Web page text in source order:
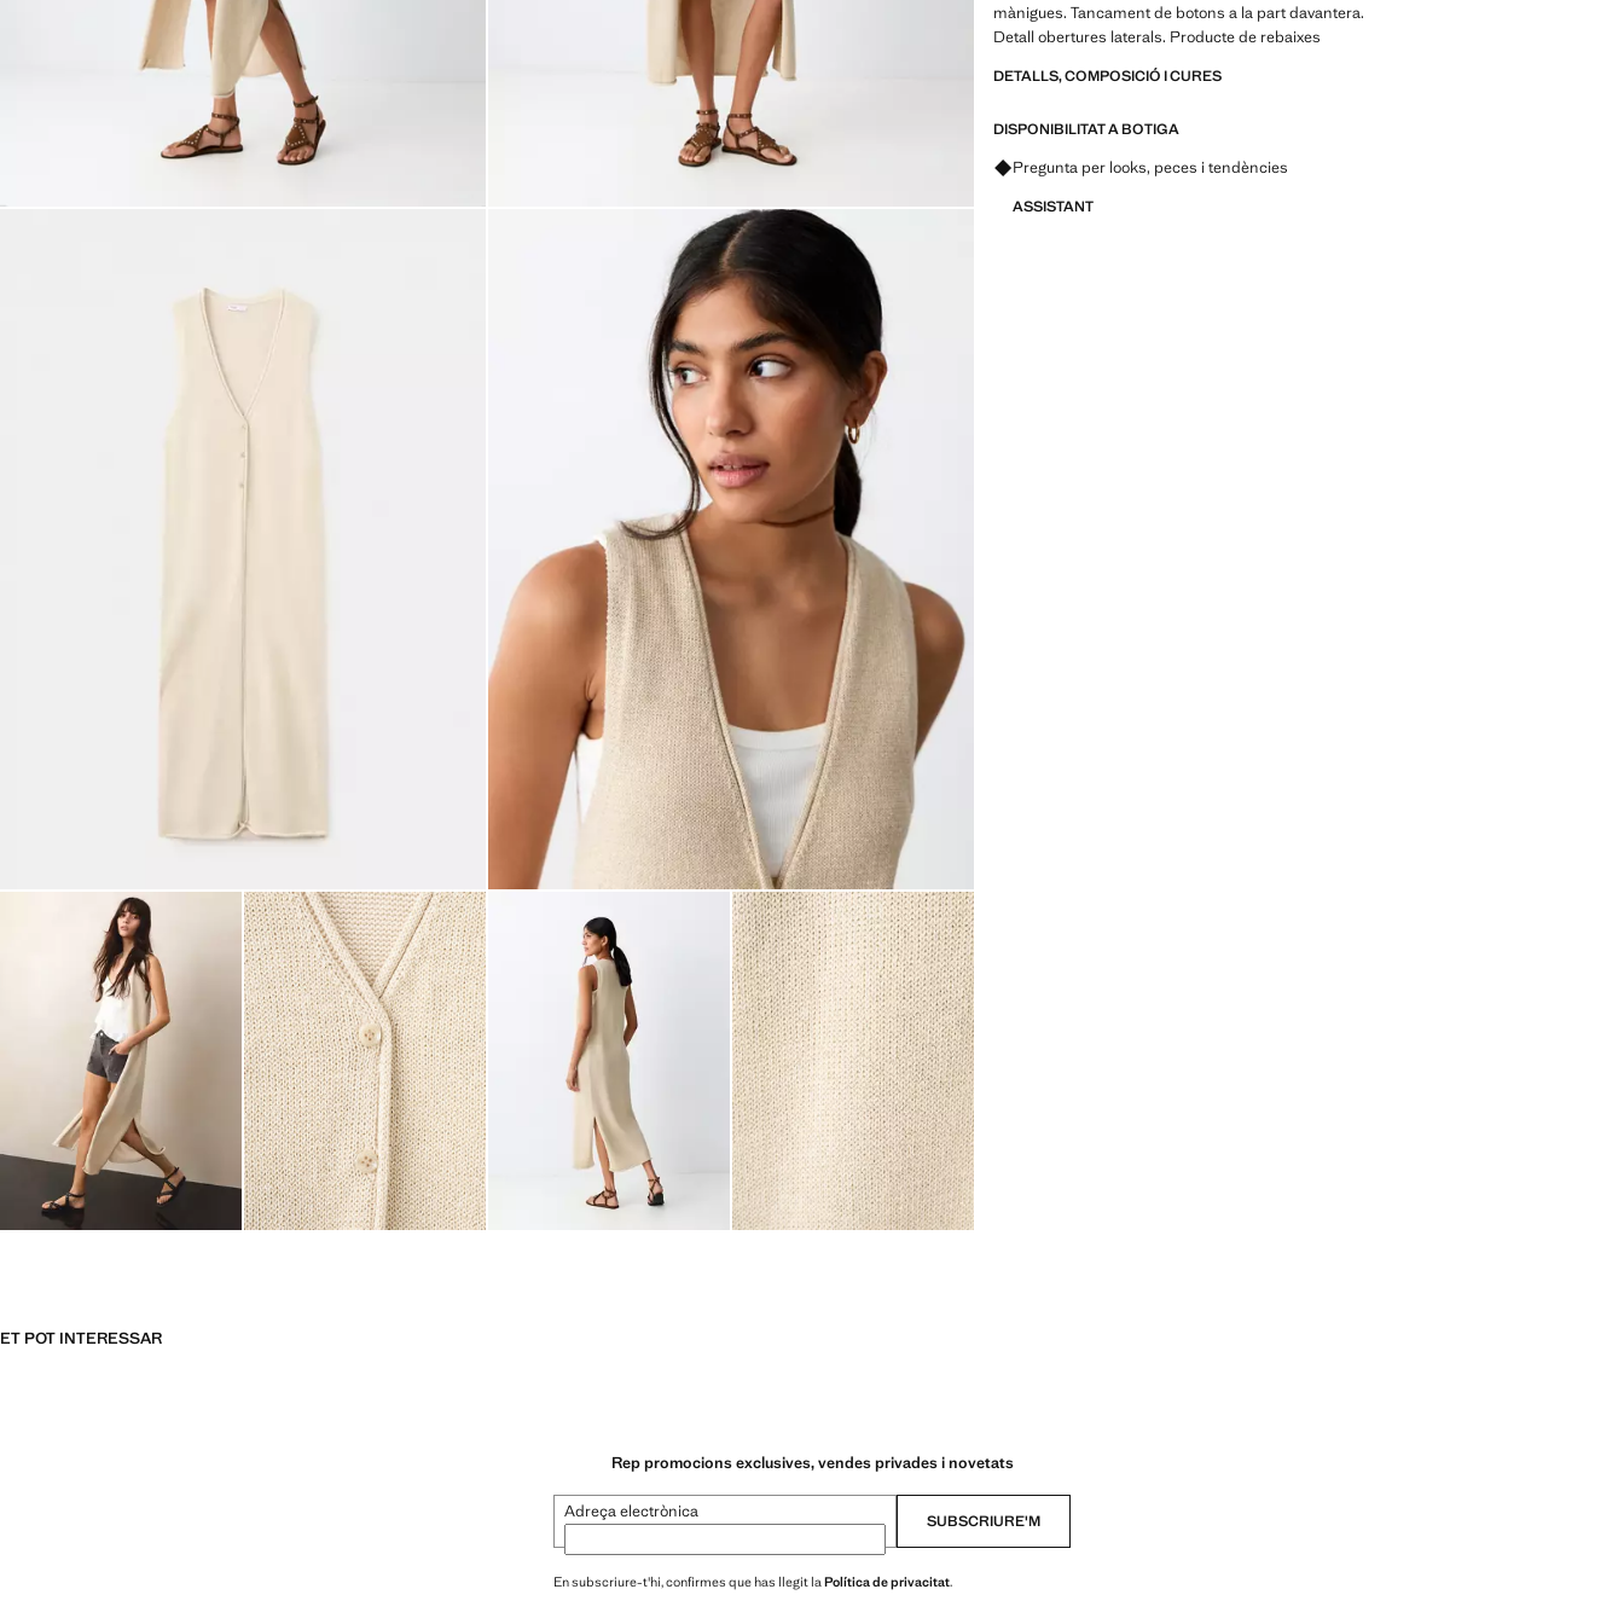
mànigues. Tancament de botons a la part davantera.
Detall obertures laterals. Producte de rebaixes
DETALLS, COMPOSICIÓ I CURES
DISPONIBILITAT A BOTIGA
Pregunta per looks, peces i tendències
ASSISTANT
ET POT INTERESSAR
Rep promocions exclusives, vendes privades i novetats
Adreça electrònica SUBSCRIURE'M
En subscriure-t'hi, confirmes que has llegit laPolítica de privacitat.